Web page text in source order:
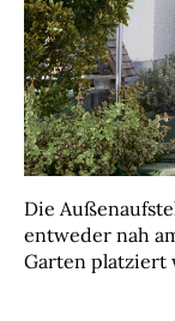
Die
entweder nah
Garten platziert